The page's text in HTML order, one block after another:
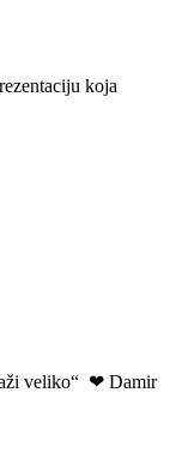
koja
veliko“ ❤ Damir